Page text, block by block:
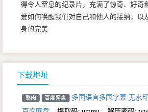
得令人窒息的纪录片，充满了惊奇、好奇
爱如何唤醒我们对自己和他人的接纳，以
身的完美
下载地址
熟肉 百度网盘
多国语言多国字幕 无水